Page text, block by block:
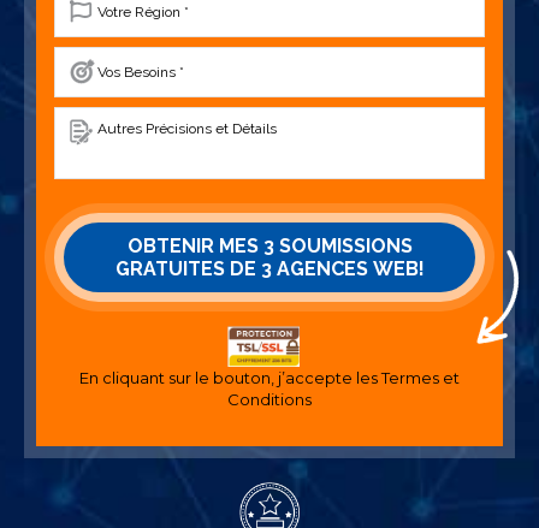
En cliquant sur le bouton, j’accepte lesTermes et
Conditions